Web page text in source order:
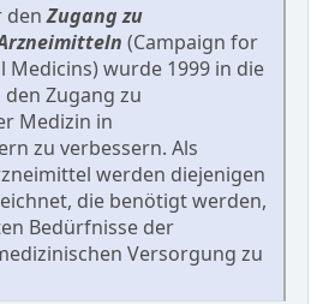
denZugang zu
(Campaign for
Medicins) wurde 1999 in die
Zugang zu
Medizin in
zu verbessern. Als
werden diejenigen
die benötigt werden,
Bedürfnisse der
Versorgung zu